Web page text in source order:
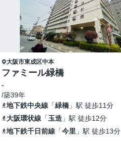
大阪市東成区中本
ファミール緑橋
-
/築39年
地下鉄中央線「緑橋」駅 徒歩11分
大阪環状線「玉造」駅 徒歩12分
地下鉄千日前線「今里 」駅 徒歩13分